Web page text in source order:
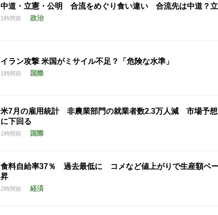
中道・立憲・公明 合流をめぐり食い違い 合流先は中道？立
1時間前 政治
イラン攻撃 米国がミサイル不足？「危険な水準」
1時間前 国際
米7月の雇用統計 非農業部門の就業者数2.3万人減 市場予
に下回る
1時間前 国際
食料自給率37％ 過去最低に コメなど値上がりで生産額ベ
昇
2時間前 経済